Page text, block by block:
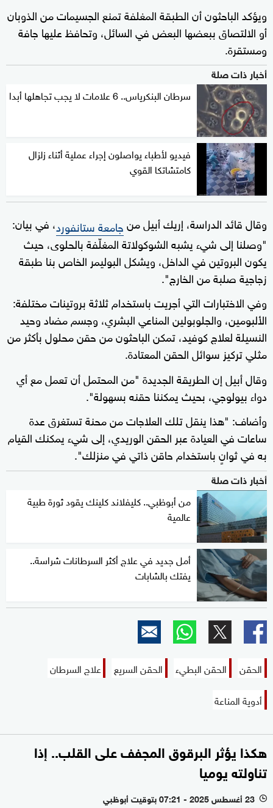
ويؤكد الباحثون أن الطبقة المغلفة تمنع الجسيمات من الذوبان
أو الالتصاق ببعضها البعض في السائل، وتحافظ عليها جافة
ومستقرة.
أخبار ذات صلة
سرطان البنكرياس.. 6 علامات لا يجب تجاهلها أبدا
فيديو لأطباء يواصلون إجراء عملية أثناء زلزال
كامتشاتكا القوي
وقال قائد الدراسة، إريك أبيل منجامعة ستانفورد، في بيان:
"وصلنا إلى شيء يشبه الشوكولاتة المغلّفة بالحلوى، حيث
يكون البروتين في الداخل، ويشكل البوليمر الخاص بنا طبقة
زجاجية صلبة من الخارج".
وفي الاختبارات التي أجريت باستخدام ثلاثة بروتينات مختلفة:
الألبومين، والجلوبولين المناعي البشري، وجسم مضاد وحيد
النسيلة لعلاج كوفيد، تمكن الباحثون من حقن محلول بأكثر من
مثلي تركيز سوائل الحقن المعتادة.
وقال أبيل إن الطريقة الجديدة "من المحتمل أن تعمل مع أي
دواء بيولوجي، بحيث يمكننا حقنه بسهولة".
وأضاف: "هذا ينقل تلك العلاجات من محنة تستغرق عدة
ساعات في العيادة عبر الحقن الوريدي، إلى شيء يمكنك القيام
به في ثوانٍ باستخدام حاقن ذاتي في منزلك".
أخبار ذات صلة
من أبوظبي.. كليفلاند كلينك يقود ثورة طبية
عالمية
أمل جديد في علاج أكثر السرطانات شراسة..
يفتك بالشابات
الحقن الحقن البطيء الحقن السريع
علاج السرطان
أدوية المناعة
هكذا يؤثر البرقوق المجفف على القلب.. إذا
تناولته يوميا
l 23 أغسطس 2025 - 07:21 بتوقيت أبوظبي